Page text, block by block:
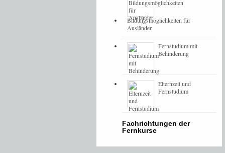
Bildungsmöglichkeiten für
Ausländer
Fernstudium mit
Behinderung
Elternzeit und
Fernstudium
Fachrichtungen der
Fernkurse